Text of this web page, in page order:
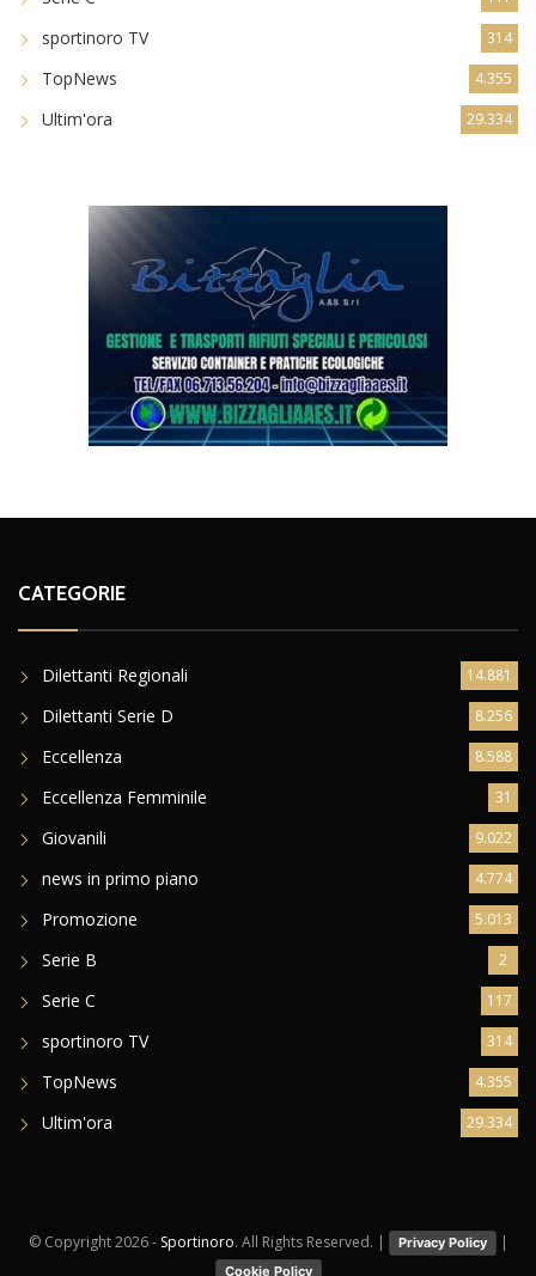
sportinoro TV 314
TopNews 4.355
Ultim'ora 29.334
CATEGORIE
Dilettanti Regionali 14.881
Dilettanti Serie D 8.256
Eccellenza 8.588
Eccellenza Femminile 31
Giovanili 9.022
news in primo piano 4.774
Promozione 5.013
Serie B 2
Serie C 117
sportinoro TV 314
TopNews 4.355
Ultim'ora 29.334
© Copyright2026 - Sportinoro. All Rights Reserved. | Privacy Policy |
Cookie Policy